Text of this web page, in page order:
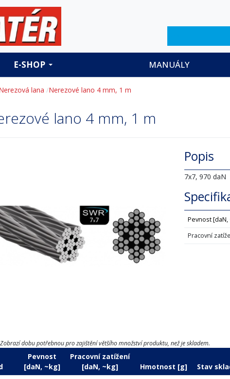
E-SHOP MANUÁLY
lana Nerezové lano 4 mm, 1 m
lano 4 mm, 1 m
Popis
7x7, 970 daN
Pevnost [daN,
Pracovní
Zobrazí dobu potřebnou pro zajištění většího množství produktu, než je skladem.
Pevnost
[daN, ~kg]
Pracovní zatížení
[daN, ~kg]
Hmotnost [g] Stav